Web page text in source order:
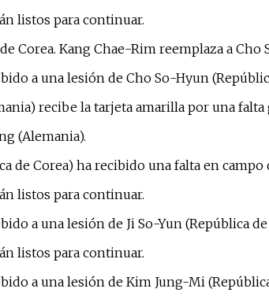
listos para continuar.
Corea. Kang Chae-Rim reemplaza a
a una lesión de Cho So-Hyun
recibe la tarjeta amarilla por una falta
(Alemania).
de Corea) ha recibido una falta en campo
listos para continuar.
a una lesión de Ji So-Yun (República de
listos para continuar.
a una lesión de Kim Jung-Mi